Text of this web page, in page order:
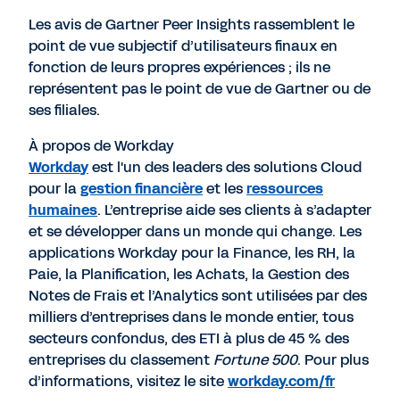
Les avis de Gartner Peer Insights rassemblent le
point de vue subjectif d’utilisateurs finaux en
fonction de leurs propres expériences ; ils ne
représentent pas le point de vue de Gartner ou de
ses filiales.
À propos de Workday
Workdayest l'un des leaders des solutions Cloud
pour lagestion financièreet lesressources
humaines. L’entreprise aide ses clients à s’adapter
et se développer dans un monde qui change. Les
applications Workday pour la Finance, les RH, la
Paie, la Planification, les Achats, la Gestion des
Notes de Frais et l’Analytics sont utilisées par des
milliers d’entreprises dans le monde entier, tous
secteurs confondus, des ETI à plus de 45 % des
entreprises du classement Fortune 500. Pour plus
d’informations, visitez le siteworkday.com/fr